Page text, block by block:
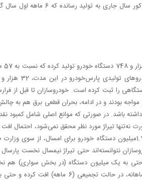
گروه خودروسازی سایپا، 10 هزار و 456 دستگاه از سایر محصولات این شرکت را در مدت مذکور سال جاری به
همچنین شرکت
که سال گذشته آمار تولید 36 هزار و 437 دستگاهی را ثبت کرده است. خودروسازان تا قبل
بودند و در ادامه، بحران قطعی برق هم به
باشد. در صورتی که موانع اصلی شامل کمبود
تیراژ مورد نظر محقق نمی‌شود، احتمال افت
در مقایسه با سال گذشته هم بالاست. البته این نکته را نباید فراموش کرد که برنامه تولید 1.7میلیون دستگاه خودرو برای امسال،
نتوانسته‌اند حتی تیراژ نیمسال نخست پارسال
تولید خودروسازان حتی به یک ‌میلیون دستگاه (در بخش سواری) هم
رسید. به‌ هر حال طبق آنچه خودروسازان به‌ بورس اعلام کرده‌اند، تولید آنها با وجود بهبود ماهانه، در حالت تجمیعی